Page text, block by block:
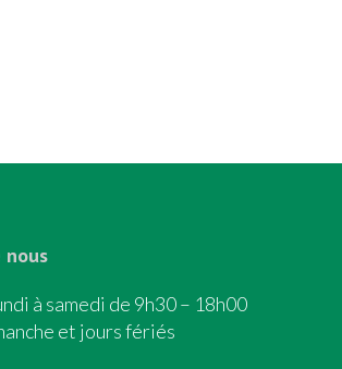
nous
à samedi de 9h30 – 18h00
et jours fériés